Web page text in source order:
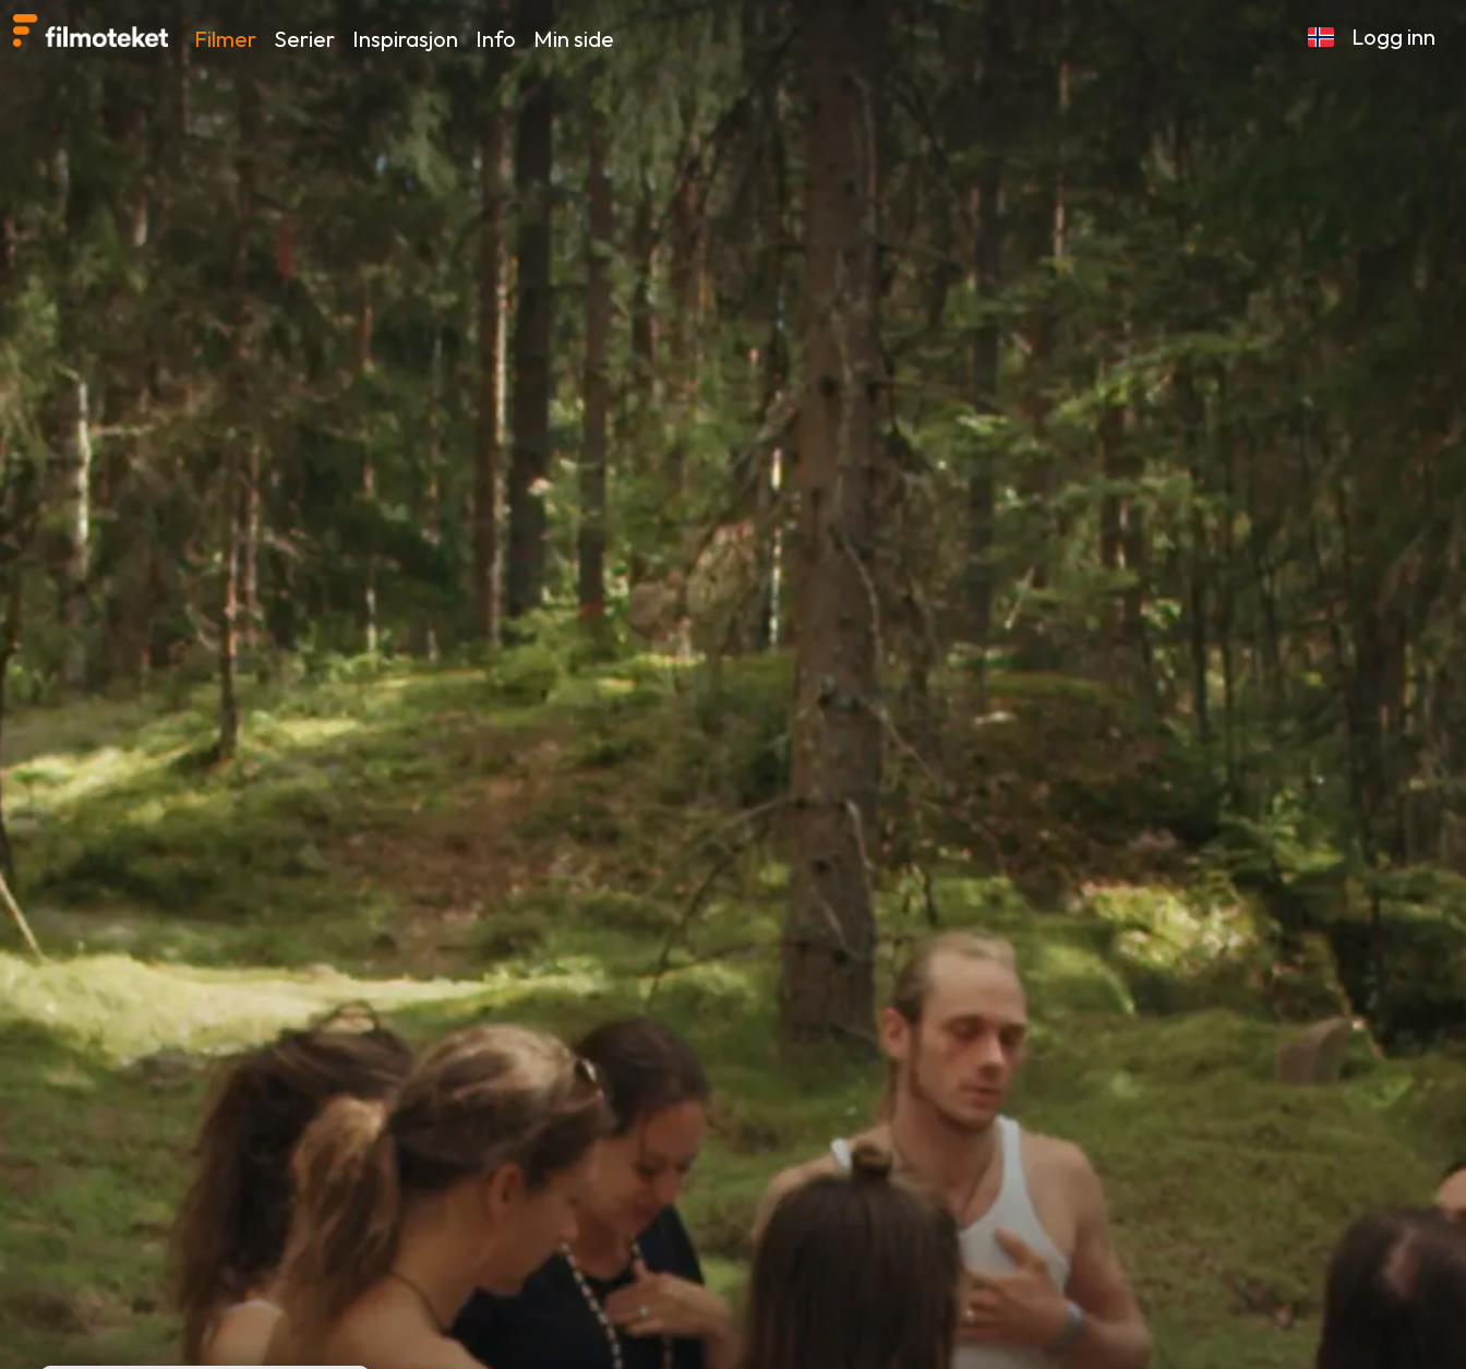
Filmer Serier Inspirasjon Info Min side Logg inn